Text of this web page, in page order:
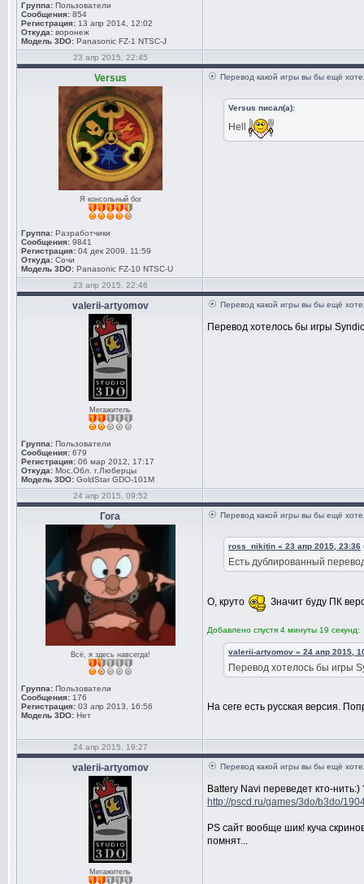
Группа: Пользователи
Сообщения: 854
Регистрация: 13 апр 2014, 12:02
Откуда: воронеж
Модель 3DO: Panasonic FZ-1 NTSC-J
23 апр 2015, 22:45
Versus
Я консольный бог
Группа: Разработчики
Сообщения: 9841
Регистрация: 04 дек 2009, 11:59
Откуда: Сочи
Модель 3DO: Panasonic FZ-10 NTSC-U
Перевод какой игры вы бы ещё
Versus писал(а):
Hell
23 апр 2015, 22:46
valerii-artyomov
Мегажитель
Группа: Пользователи
Сообщения: 679
Регистрация: 06 мар 2012, 17:17
Откуда: Мос.Обл. г.Люберцы
Модель 3DO: GoldStar GDO-101M
Перевод какой игры вы бы ещё
Перевод хотелось бы игры
24 апр 2015, 09:52
Гога
Всё, я здесь навсегда!
Группа: Пользователи
Сообщения: 176
Регистрация: 03 апр 2013, 16:56
Модель 3DO: Нет
Перевод какой игры вы бы ещё
ross_nikitin » 23 апр 2015, 23:36
Есть дублированный
О, круто Значит буду ПК
Добавлено спустя 4 минуты 19 секунд:
valerii-artyomov » 24 апр 2015,
Перевод хотелось бы игры
На сеге есть русская версия.
24 апр 2015, 19:27
valerii-artyomov
Мегажитель
Перевод какой игры вы бы ещё
Battery Navi переведет кто-нить:)
http://pscd.ru/games/3do/b3do/
PS сайт вообще шик! куча
помнят...